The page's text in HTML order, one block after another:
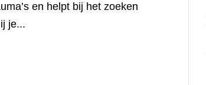
en helpt bij het zoeken
je...